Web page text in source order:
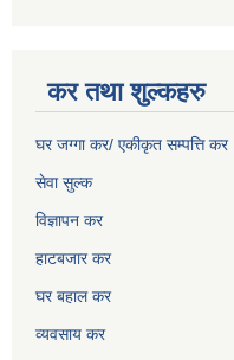
कर तथा शुल्कहरु
घर जग्गा कर/ एकीकृत सम्पत्ति कर
सेवा सुल्क
विज्ञापन कर
हाटबजार कर
घर बहाल कर
व्यवसाय कर